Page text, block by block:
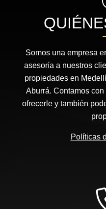
Somos una empresa
asesoría a nuestros
propiedades en
Aburrá. Contamos
ofrecerle y también
Políticas